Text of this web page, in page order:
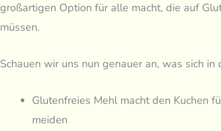
großartigen Option für alle macht, die auf
müssen.
Schauen wir uns nun genauer an, was sich
Glutenfreies Mehl macht den Kuchen
meiden